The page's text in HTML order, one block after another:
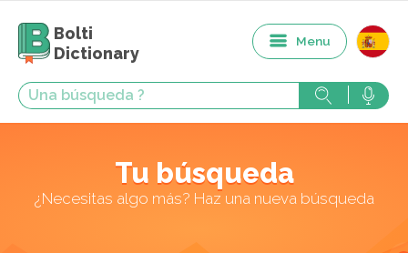
Bolti
Dictionary
Menu
Tu búsqueda
¿Necesitas algo más? Haz una nueva búsqueda